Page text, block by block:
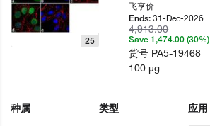
25
种属
类型
应用
飞享价
Ends:31-Dec-2026
4,913.00
Save 1,474.00 (30%)
货号 PA5-19468
100 µg